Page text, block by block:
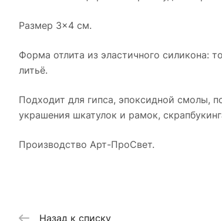
Размер 3×4 см.
Форма отлита из эластичного силикона:
литьё.
Подходит для гипса, эпоксидной смолы,
украшения шкатулок и рамок,
Производство Арт-ПроСвет.
Назад к списку